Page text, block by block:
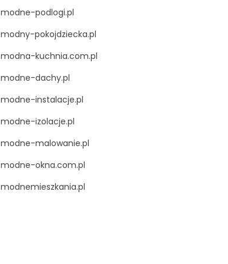
modne-podlogi.pl
modny-pokojdziecka.pl
modna-kuchnia.com.pl
modne-dachy.pl
modne-instalacje.pl
modne-izolacje.pl
modne-malowanie.pl
modne-okna.com.pl
modnemieszkania.pl